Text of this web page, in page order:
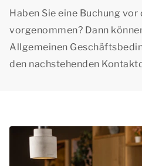
Haben Sie eine Buchung
vorgenommen? Dann
Allgemeinen
den nachstehenden